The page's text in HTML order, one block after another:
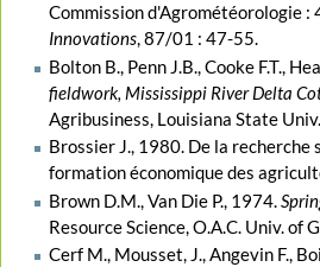
Commission d'Agrométéorologie :
Innovations, 87/01 : 47-55.
Bolton B., Penn J.B., Cooke F.T.,
fieldwork, Mississippi River Delta
Agribusiness, Louisiana State
Brossier J., 1980. De la
formation économique des
Brown D.M., Van Die P., 1974.
Resource Science, O.A.C. Univ. of
Cerf M., Mousset, J., Angevin F.,